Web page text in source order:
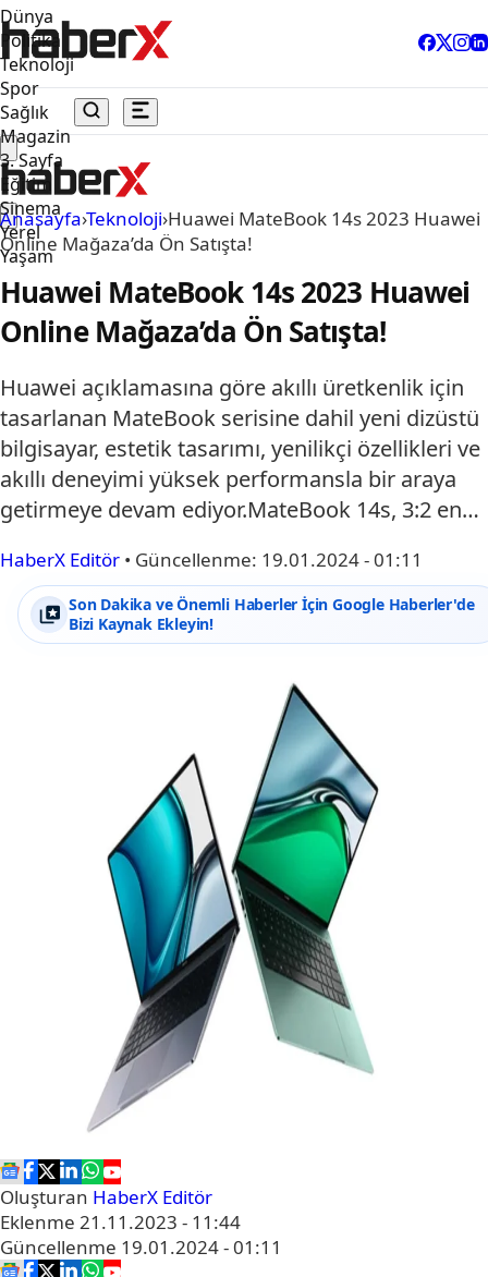
Dünya
Politika
Teknoloji
Spor
Sağlık
Magazin
3. Sayfa
Eğitim
Sinema
Yerel
Yaşam
Anasayfa›Teknoloji›Huawei MateBook 14s 2023 Huawei
Online Mağaza’da Ön Satışta!
Huawei MateBook 14s 2023 Huawei
Online Mağaza’da Ön Satışta!
Huawei açıklamasına göre akıllı üretkenlik için
tasarlanan MateBook serisine dahil yeni dizüstü
bilgisayar, estetik tasarımı, yenilikçi özellikleri ve
akıllı deneyimi yüksek performansla bir araya
getirmeye devam ediyor.MateBook 14s, 3:2 en…
HaberX Editör • Güncellenme: 19.01.2024 - 01:11
Son Dakika ve Önemli Haberler İçin Google Haberler'de
Bizi Kaynak Ekleyin!
Oluşturan HaberX Editör
Eklenme 21.11.2023 - 11:44
Güncellenme 19.01.2024 - 01:11